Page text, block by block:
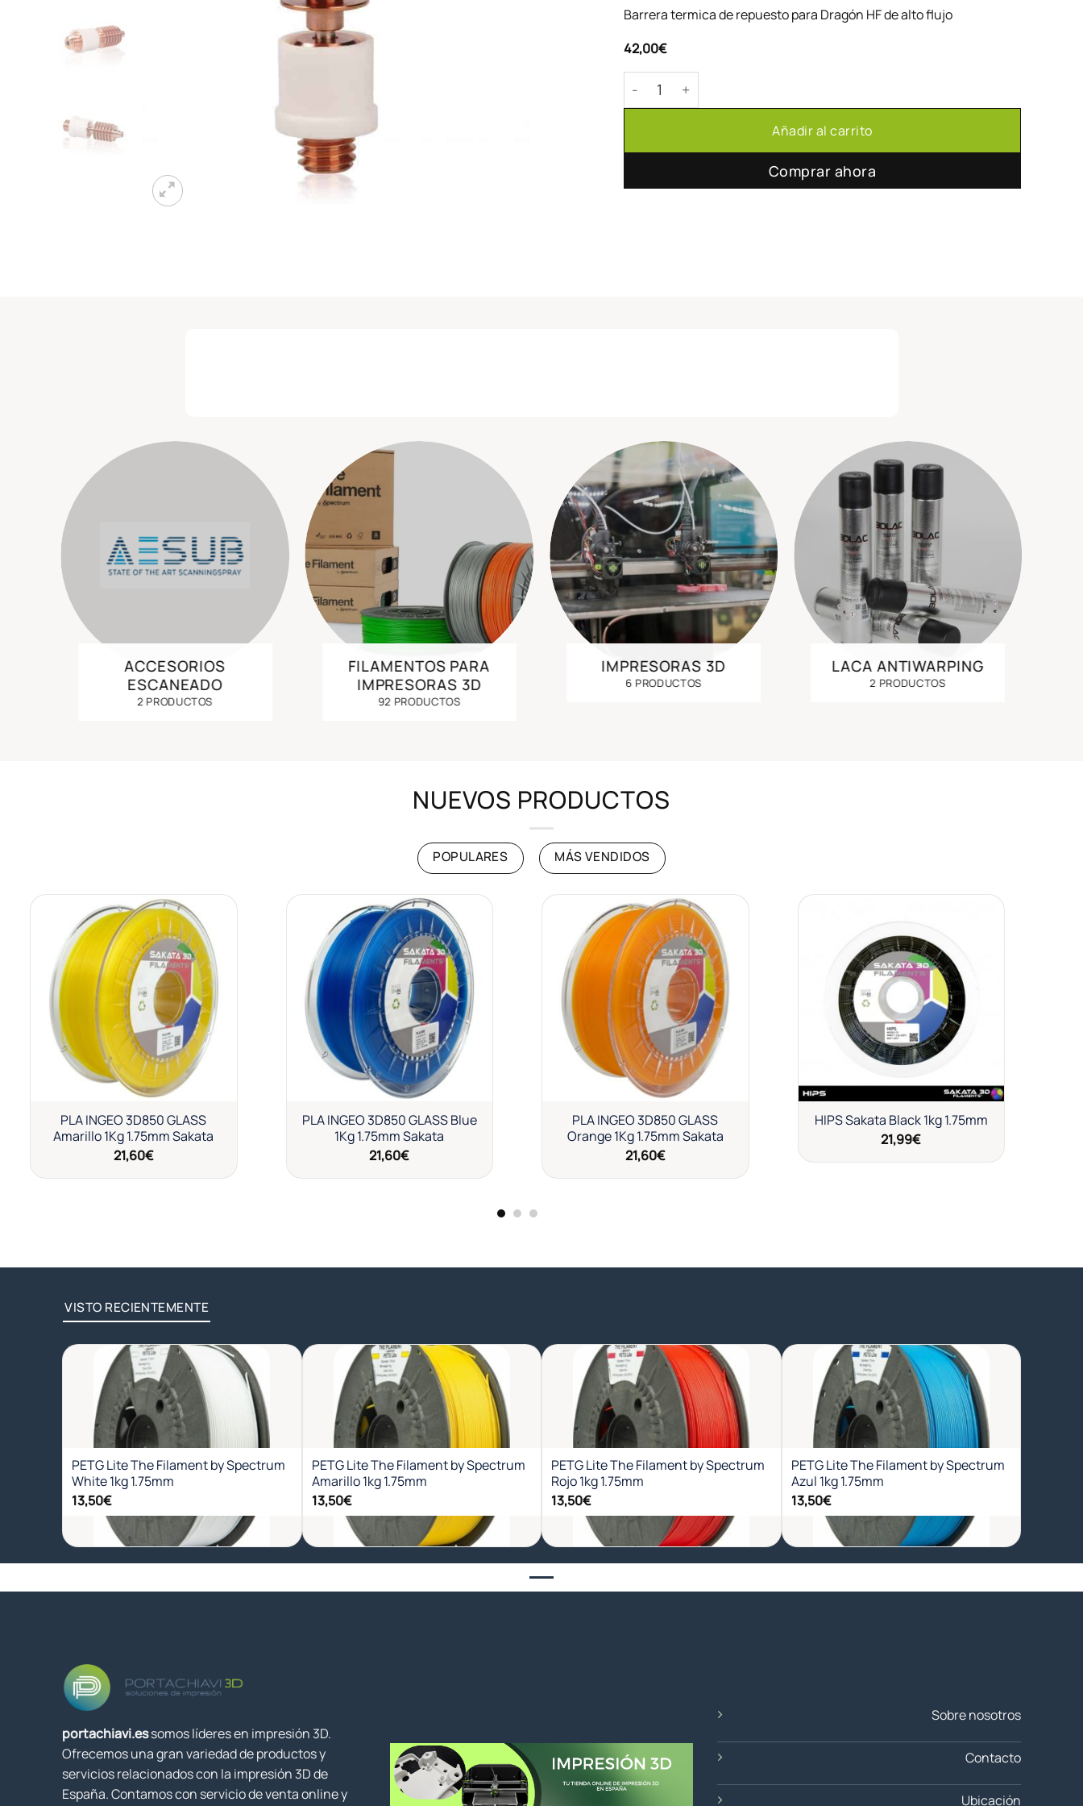
Barrera termica de repuesto para Dragón HF de alto flujo
42,00€
Barrel / Heatbreak Dragon HF alto flujo cantidad
Añadir al carrito
Comprar ahora
ACCESORIOS
ESCANEADO
2 PRODUCTOS
FILAMENTOS PARA
IMPRESORAS 3D
92 PRODUCTOS
IMPRESORAS 3D
6 PRODUCTOS
LACA ANTIWARPING
2 PRODUCTOS
NUEVOS PRODUCTOS
POPULARES MÁS VENDIDOS
Añadir
a la
lista de
deseos
PLA INGEO 3D850 GLASS
Amarillo 1Kg 1.75mm Sakata
21,60€
Añadir
a la
lista de
deseos
PLA INGEO 3D850 GLASS Blue
1Kg 1.75mm Sakata
21,60€
Añadir
a la
lista de
deseos
PLA INGEO 3D850 GLASS
Orange 1Kg 1.75mm Sakata
21,60€
lista de
deseos
HIPS Sakata Black 1kg 1.75mm
21,99€
VISTO RECIENTEMENTE
Añadir
lista de
deseos
+
PETG Lite The Filament by Spectrum
White 1kg 1.75mm
13,50€
Añadir
lista de
+
PETG Lite The Filament by Spectrum
Amarillo 1kg 1.75mm
13,50€
Añadir
a la
lista de
+
PETG Lite The Filament by Spectrum
Rojo 1kg 1.75mm
13,50€
Añadir
a la
lista de
deseos
PETG Lite The Filament by Spectrum
Azul 1kg 1.75mm
13,50€
portachiavi.essomos líderes en impresión 3D.
Ofrecemos una gran variedad de productos y
servicios relacionados con la impresión 3D de
España. Contamos con servicio de venta online y
Sobre nosotros
Contacto
Ubicación